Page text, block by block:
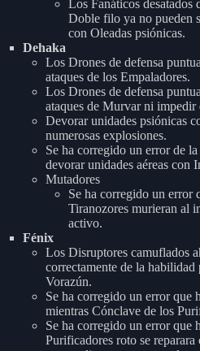
Los Fanáticos desatados
Doble filo ya no pueden
con Oleadas psiónicas.
Dehaka
Los Drones de defensa
ataques de los Empaladores.
Los Drones de defensa
ataques de Murvar ni impedir
Devorar unidades psiónicas
numerosas explosiones.
Se ha corregido un error de
devorar unidades aéreas con
Mutadores
Se ha corregido un error
Tiranozores murieran al
activo.
Fénix
Los Disruptores camuflados
correctamente de la habilidad
Vorazún.
Se ha corregido un error que
mientras Cónclave de los
Se ha corregido un error que
Purificadores roto se